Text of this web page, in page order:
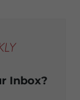
Inbox?